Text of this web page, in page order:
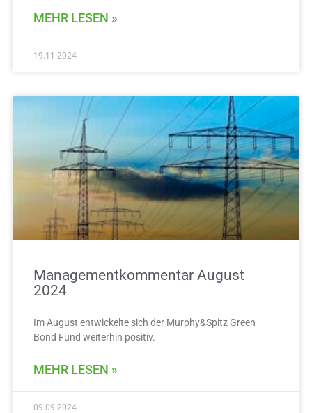
MEHR LESEN »
19.11.2024
Managementkommentar August
2024
Im August entwickelte sich der Murphy&Spitz Green
Bond Fund weiterhin positiv.
MEHR LESEN »
09.09.2024